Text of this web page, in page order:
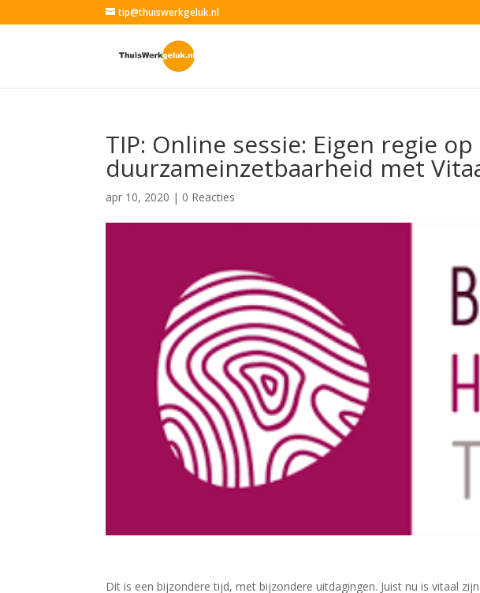
tip@thuiswerkgeluk.nl
TIP: Online sessie: Eigen regie op
duurzameinzetbaarheid met
apr 10, 2020 | 0 Reacties
Dit is een bijzondere tijd, met bijzondere uitdagingen. Juist nu is vitaal